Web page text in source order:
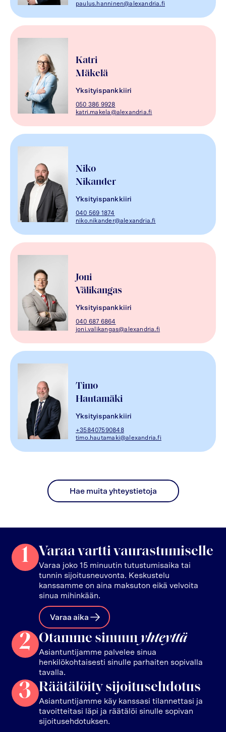
paulus.hanninen@alexandria.fi
Katri
Mäkelä
Yksityispankkiiri
050 386 9928
katri.makela@alexandria.fi
Niko
Nikander
Yksityispankkiiri
040 569 1874
niko.nikander@alexandria.fi
Joni
Välikangas
Yksityispankkiiri
040 687 6864
joni.valikangas@alexandria.fi
Timo
Hautamäki
Yksityispankkiiri
+358407590848
timo.hautamaki@alexandria.fi
Hae muita yhteystietoja
1 Varaa vartti vaurastumiselle
Varaa joko 15 minuutin tutustumisaika tai
tunnin sijoitusneuvonta. Keskustelu
kanssamme on aina maksuton eikä velvoita
sinua mihinkään.
Varaa aika
2 Otamme sinuunyhteyttä
Asiantuntijamme palvelee sinua
henkilökohtaisesti sinulle parhaiten sopivalla
tavalla.
3 Räätälöity sijoitusehdotus
Asiantuntijamme käy kanssasi tilannettasi ja
tavoitteitasi läpi ja räätälöi sinulle sopivan
sijoitusehdotuksen.